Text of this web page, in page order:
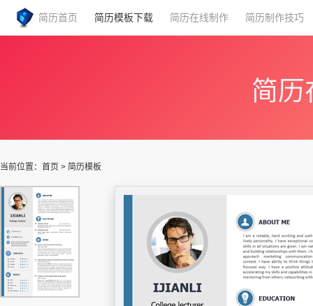
简历首页 简历模板下载 简历在线制作 简历制作技巧
简历
当前位置： 首页 > 简历模板